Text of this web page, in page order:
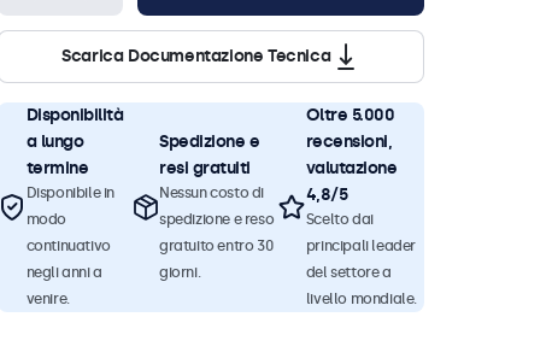
Scarica Documentazione Tecnica
Disponibilità
a lungo
termine
Disponibile in
modo
continuativo
negli anni a
venire.
Spedizione e
resi gratuiti
Nessun costo di
spedizione e reso
gratuito entro 30
giorni.
Oltre 5.000
recensioni,
valutazione
4,8/5
Scelto dai
principali leader
del settore a
livello mondiale.